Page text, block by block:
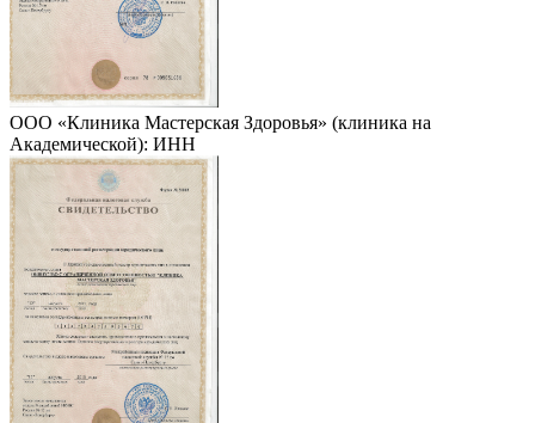
ООО «Клиника Мастерская Здоровья» (клиника на
Академической): ИНН